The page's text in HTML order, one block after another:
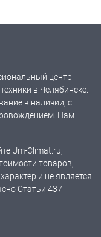
центр
в Челябинске.
в наличии, с
Нам
Um-Climat.ru,
товаров,
и не является
Статьи 437